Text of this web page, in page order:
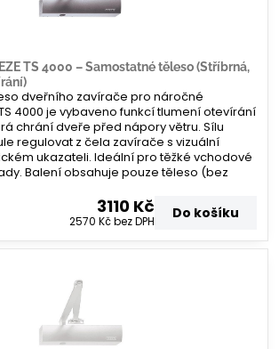
TS 4000 – Samostatné těleso (Stříbrná,
dveřního zavírače pro náročné
4000 je vybaveno funkcí tlumení otevírání
chrání dveře před nápory větru. Sílu
regulovat z čela zavírače s vizuální
ukazateli. Ideální pro těžké vchodové
Balení obsahuje pouze těleso (bez
3110 Kč
2570 Kčbez DPH Do košíku